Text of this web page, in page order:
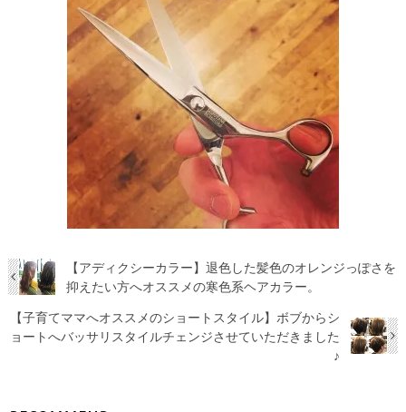
【アディクシーカラー】退色した髪色のオレンジっぽさを
抑えたい方へオススメの寒色系ヘアカラー。
【子育てママへオススメのショートスタイル】ボブからシ
ョートへバッサリスタイルチェンジさせていただきました
♪